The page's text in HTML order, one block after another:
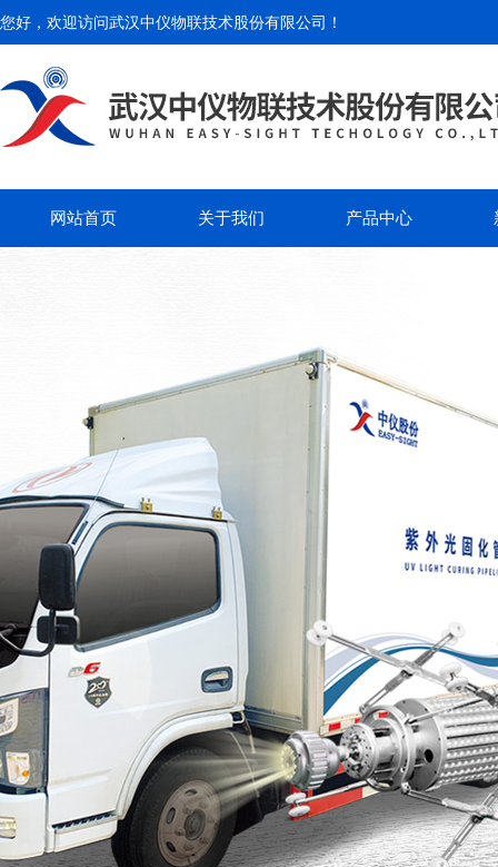
您好，欢迎访问武汉中仪物联技术股份有限公司 ！
网站首页 关于我们 产品中心